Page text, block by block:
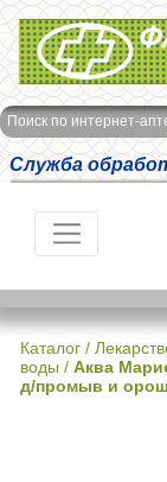
Интернет-аптека
Поиск по интернет-
Служба
Каталог /
воды / Аква
д/промыв и